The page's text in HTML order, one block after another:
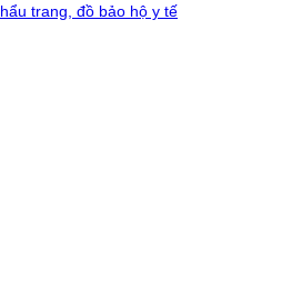
trang, đồ bảo hộ y tế